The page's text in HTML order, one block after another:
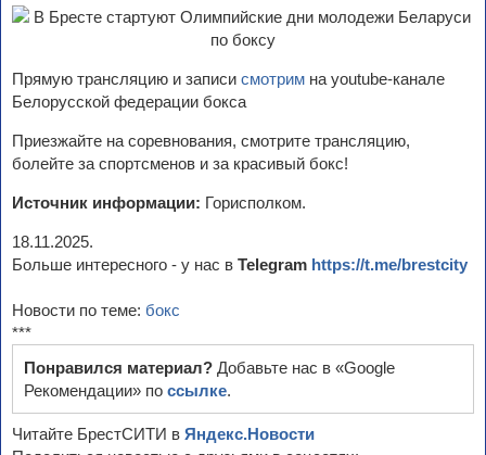
Прямую трансляцию и записи смотрим на youtube-канале
Белорусской федерации бокса
Приезжайте на соревнования, смотрите трансляцию,
болейте за спортсменов и за красивый бокс!
Источник информации: Горисполком.
18.11.2025.
Больше интересного - у нас в Telegram https://t.me/brestcity
Новости по теме: бокс
***
Понравился материал? Добавьте нас в «Google
Рекомендации» по ссылке.
Читайте БрестСИТИ в Яндекс.Новости